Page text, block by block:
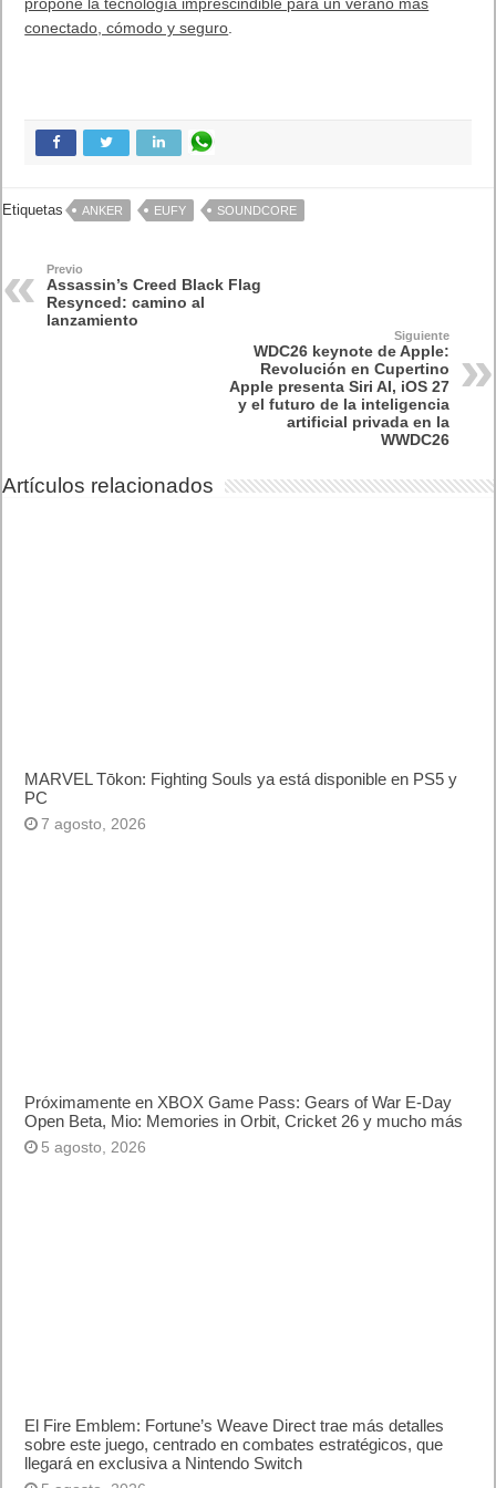
conectado, cómodo y seguro
Etiquetas ANKER EUFY SOUNDCORE
Previo
Assassin’s Creed Black Flag
Resynced: camino al
lanzamiento
Siguiente
WDC26 keynote de Apple:
Revolución en Cupertino
Apple presenta Siri AI, iOS 27
y el futuro de la inteligencia
artificial privada en la
WWDC26
Artículos relacionados
MARVEL Tōkon: Fighting Souls ya está disponible en PS5 y
PC
7 agosto, 2026
Próximamente en XBOX Game Pass: Gears of War E-Day
Open Beta, Mio: Memories in Orbit, Cricket 26 y mucho más
5 agosto, 2026
El Fire Emblem: Fortune’s Weave Direct trae más detalles
sobre este juego, centrado en combates estratégicos, que
llegará en exclusiva a Nintendo Switch